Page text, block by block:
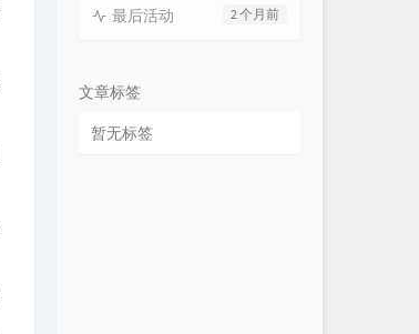
2 个月前
最后活动
文章标签
暂无标签